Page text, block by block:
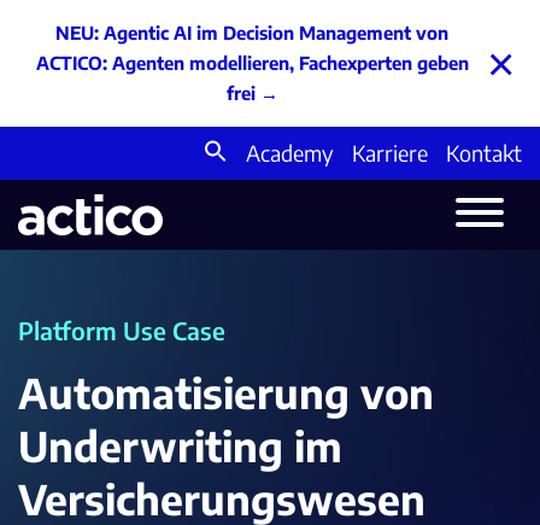
NEU: Agentic AI im Decision Management von
ACTICO: Agenten modellieren, Fachexperten geben
frei→
×
Search
for:
Academy Karriere Kontakt
Platform Use Case
Automatisierung von
Underwriting im
Versicherungswesen